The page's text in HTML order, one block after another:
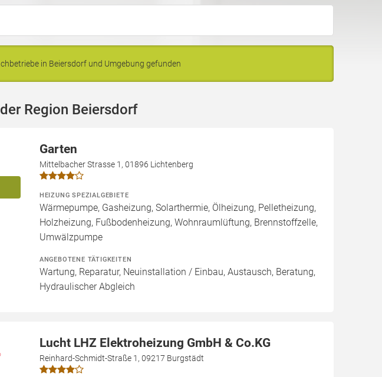
in Beiersdorf und Umgebung gefunden
Region Beiersdorf
Garten
Mittelbacher Strasse 1, 01896 Lichtenberg
HEIZUNG SPEZIALGEBIETE
Wärmepumpe, Gasheizung, Solarthermie, Ölheizung, Pelletheizung,
Holzheizung, Fußbodenheizung, Wohnraumlüftung, Brennstoffzelle,
Umwälzpumpe
ANGEBOTENE TÄTIGKEITEN
Wartung, Reparatur, Neuinstallation / Einbau, Austausch, Beratung,
Hydraulischer Abgleich
Lucht LHZ Elektroheizung GmbH & Co.KG
Reinhard-Schmidt-Straße 1, 09217 Burgstädt